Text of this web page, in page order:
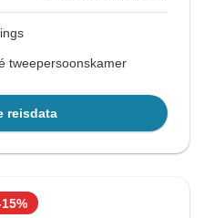
tweepersoonskamer
reisdata